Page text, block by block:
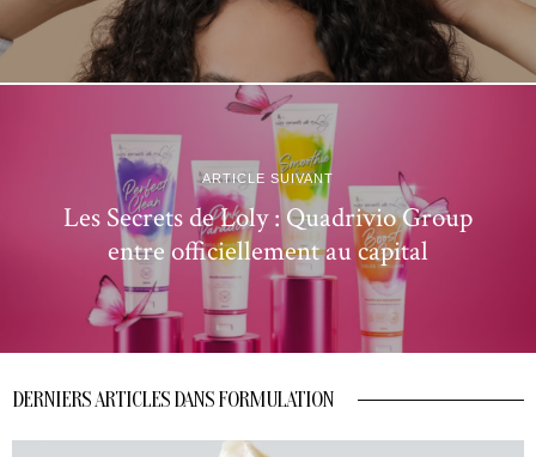
ARTICLE SUIVANT
Les Secrets de Loly : Quadrivio Group
entre officiellement au capital
DERNIERS ARTICLES DANS FORMULATION